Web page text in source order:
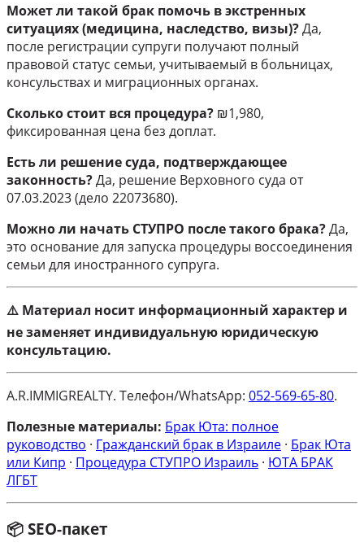
Может ли такой брак помочь в экстренных
ситуациях (медицина, наследство, визы)?Да,
после регистрации супруги получают полный
правовой статус семьи, учитываемый в больницах,
консульствах и миграционных органах.
Сколько стоит вся процедура? ₪1,980,
фиксированная цена без доплат.
Есть ли решение суда, подтверждающее
законность?Да, решение Верховного суда от
07.03.2023 (дело 22073680).
Можно ли начать СТУПРО после такого брака?Да,
это основание для запуска процедуры воссоединения
семьи для иностранного супруга.
⚠️ Материал носит информационный характер и
не заменяет индивидуальную юридическую
консультацию.
A.R.IMMIGREALTY. Телефон/WhatsApp: 052-569-65-80.
Полезные материалы: Брак Юта: полное
руководство · Гражданский брак в Израиле · Брак Юта
или Кипр · Процедура СТУПРО Израиль · ЮТА БРАК
ЛГБТ
📦 SEO-пакет